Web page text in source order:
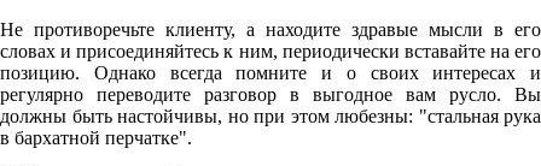
Не противоречьте клиенту, а находите здравые мысли в его
словах и присоединяйтесь к ним, периодически вставайте на его
позицию. Однако всегда помните и о своих интересах и
регулярно переводите разговор в выгодное вам русло. Вы
должны быть настойчивы, но при этом любезны: "стальная рука
в бархатной перчатке".